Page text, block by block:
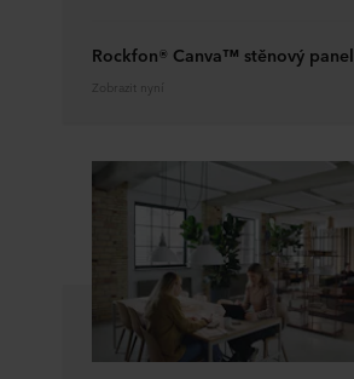
Rockfon® Canva™ stěnový panel
Zobrazit nyní